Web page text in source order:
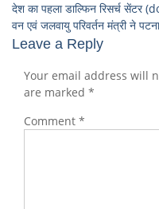
देश का पहला डाल्फिन रिसर्च सेंटर
वन एवं जलवायु परिवर्तन मंत्री ने
Leave a Reply
Your email address will
are marked *
Comment *